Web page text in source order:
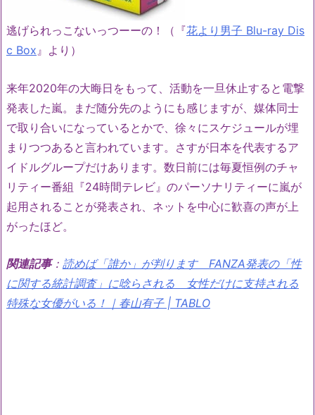
逃げられっこないっつーーの！（『花より男子 Blu-ray Dis
c Box』より）
来年2020年の大晦日をもって、活動を一旦休止すると電撃
発表した嵐。まだ随分先のようにも感じますが、媒体同士
で取り合いになっているとかで、徐々にスケジュールが埋
まりつつあると言われています。さすが日本を代表するア
イドルグループだけあります。数日前には毎夏恒例のチャ
リティー番組『24時間テレビ』のパーソナリティーに嵐が
起用されることが発表され、ネットを中心に歓喜の声が上
がったほど。
関連記事： 読めば「誰か」が判ります FANZA発表の「性
に関する統計調査」に唸らされる 女性だけに支持される
特殊な女優がいる！｜春山有子 | TABLO